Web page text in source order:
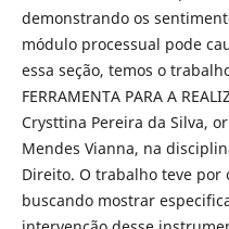
demonstrando os
módulo processual pode
essa seção, temos o
FERRAMENTA PARA A
Crysttina Pereira da Silva,
Mendes Vianna, na
Direito. O trabalho teve
buscando mostrar